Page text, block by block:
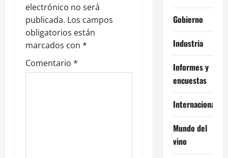
i
ó
n
d
electrónico no será
publicada. Los campos
obligatorios están
marcados con *
Comentario *
Gobierno
Industria
Informes y
encuestas
Internacional
Mundo del
vino